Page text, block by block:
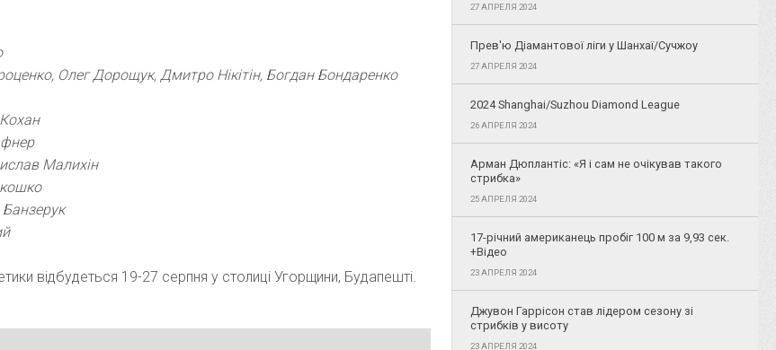
Олег Дорощук, Дмитро Нікітін, Богдан Бондаренко
Малихін
Банзерук
відбудеться 19-27 серпня у столиці Угорщини, Будапешті.
27 АПРЕЛЯ 2024
Прев'ю Діамантової ліги у Шанхаї/Сучжоу
27 АПРЕЛЯ 2024
2024 Shanghai/Suzhou Diamond League
26 АПРЕЛЯ 2024
Арман Дюплантіс: «Я і сам не очікував такого
стрибка»
25 АПРЕЛЯ 2024
17-річний американець пробіг 100 м за 9,93 сек.
+Відео
23 АПРЕЛЯ 2024
Джувон Гаррісон став лідером сезону зі
стрибків у висоту
23 АПРЕЛЯ 2024